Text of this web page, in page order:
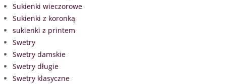
Sukienki wieczorowe
Sukienki z koronką
sukienki z printem
Swetry
Swetry damskie
Swetry długie
Swetry klasyczne